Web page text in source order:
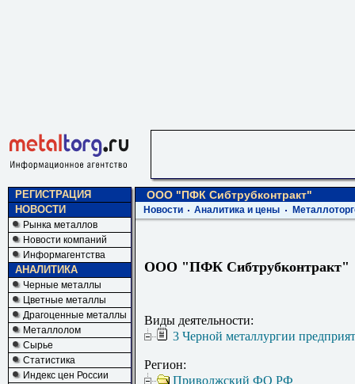
РЕГИСТРАЦИЯ
НОВОСТИ
Рынка металлов
Новости компаний
Информагентства
АНАЛИТИКА
Черные металлы
Цветные металлы
Драгоценные металлы
Металлолом
Сырье
Статистика
Индекс цен России
ООО "ПФК Сибтрубконтракт"
Новости Аналитика и цены
ООО "ПФК Сибтрубконтракт"
Виды деятельности:
3 Черной металлургии
Регион:
Приволжский ФО РФ